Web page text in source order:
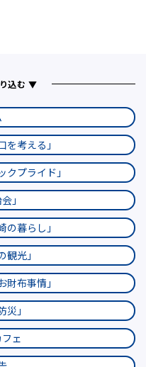
込む ▼
考える」
プライド」
」
暮らし」
光」
布事情」
」
ェ